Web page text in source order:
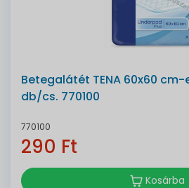
Betegalátét TENA 60x60 cm-
db/cs. 770100
770100
290 Ft
Kosárba